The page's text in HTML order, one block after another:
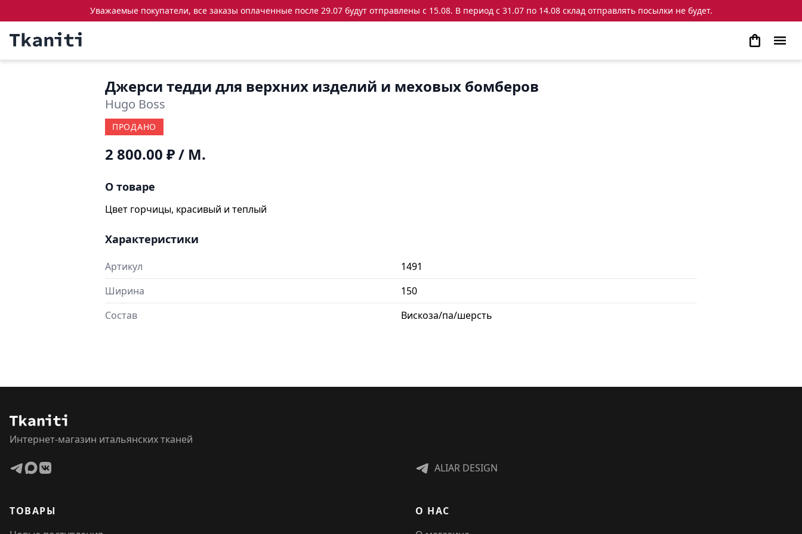
Уважаемые покупатели, все заказы оплаченные после 29.07 будут отправлены с 15.08. В период с 31.07 по 14.08 склад отправлять посылки не будет.
Джерси тедди для верхних изделий и меховых бомберов
Hugo Boss
ПРОДАНО
2 800.00 ₽/ М.
О товаре
Цвет горчицы, красивый и теплый
Характеристики
Артикул
1491
Ширина
150
Состав
Вискоза/па/шерсть
Интернет-магазин итальянских тканей
ALIAR DESIGN
ТОВАРЫ
О НАС